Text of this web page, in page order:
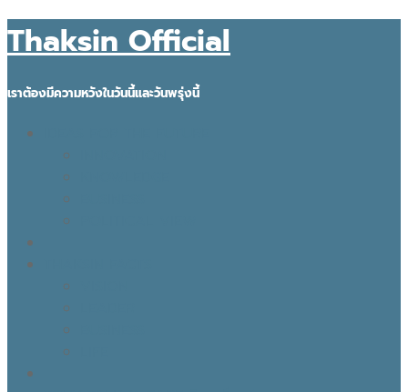
Thaksin Official
เราต้องมีความหวังในวันนี้และวันพรุ่งนี้